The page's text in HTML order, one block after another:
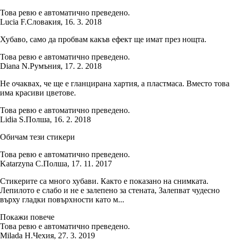
Това ревю е автоматично преведено.
Lucia F.Словакия, 16. 3. 2018
Хубаво, само да пробвам какъв ефект ще имат през нощта.
Това ревю е автоматично преведено.
Diana N.Румъния, 17. 2. 2018
Не очаквах, че ще е гланцирана хартия, а пластмаса. Вместо това
има красиви цветове.
Това ревю е автоматично преведено.
Lidia S.Полша, 16. 2. 2018
Обичам тези стикери
Това ревю е автоматично преведено.
Katarzyna C.Полша, 17. 11. 2017
Стикерите са много хубави. Както е показано на снимката.
Лепилото е слабо и не е залепено за стената, Залепват чудесно
върху гладки повърхности като м...
Покажи повече
Това ревю е автоматично преведено.
Milada H.Чехия, 27. 3. 2019